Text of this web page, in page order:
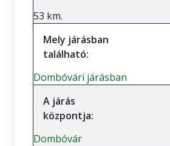
53 km.
Mely járásban
található:
Dombóvári járásban
A járás
központja:
Dombóvár